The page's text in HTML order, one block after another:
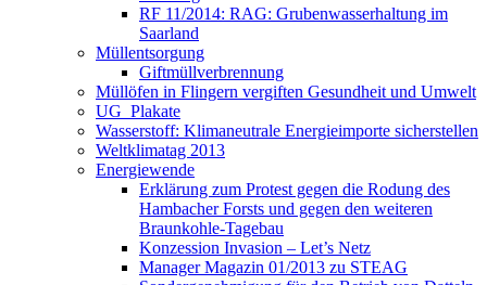
RF 11/2014: RAG: Grubenwasserhaltung im
Saarland
Müllentsorgung
Giftmüllverbrennung
Müllöfen in Flingern vergiften Gesundheit und Umwelt
UG_Plakate
Wasserstoff: Klimaneutrale Energieimporte sicherstellen
Weltklimatag 2013
Energiewende
Erklärung zum Protest gegen die Rodung des
Hambacher Forsts und gegen den weiteren
Braunkohle-Tagebau
Konzession Invasion – Let’s Netz
Manager Magazin 01/2013 zu STEAG